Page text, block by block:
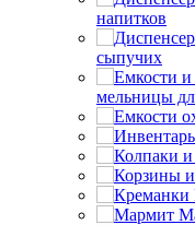
напитков
сыпучих
мельницы